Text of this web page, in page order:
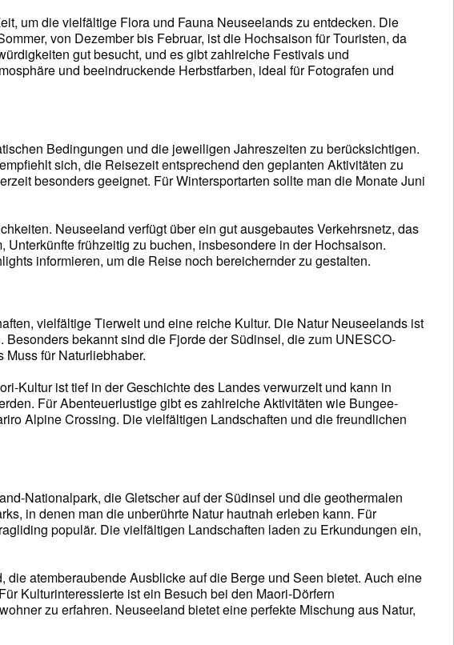
um die vielfältige Flora und Fauna Neuseelands zu entdecken. Die
von Dezember bis Februar, ist die Hochsaison für Touristen, da
gut besucht, und es gibt zahlreiche Festivals und
und beeindruckende Herbstfarben, ideal für Fotografen und
Bedingungen und die jeweiligen Jahreszeiten zu berücksichtigen.
sich, die Reisezeit entsprechend den geplanten Aktivitäten zu
besonders geeignet. Für Wintersportarten sollte man die Monate Juni
Neuseeland verfügt über ein gut ausgebautes Verkehrsnetz, das
frühzeitig zu buchen, insbesondere in der Hochsaison.
informieren, um die Reise noch bereichernder zu gestalten.
vielfältige Tierwelt und eine reiche Kultur. Die Natur Neuseelands ist
bekannt sind die Fjorde der Südinsel, die zum UNESCO-
für Naturliebhaber.
Kultur ist tief in der Geschichte des Landes verwurzelt und kann in
Für Abenteuerlustige gibt es zahlreiche Aktivitäten wie Bungee-
Alpine Crossing. Die vielfältigen Landschaften und die freundlichen
Nationalpark, die Gletscher auf der Südinsel und die geothermalen
in denen man die unberührte Natur hautnah erleben kann. Für
populär. Die vielfältigen Landschaften laden zu Erkundungen ein,
atemberaubende Ausblicke auf die Berge und Seen bietet. Auch eine
Kulturinteressierte ist ein Besuch bei den Maori-Dörfern
zu erfahren. Neuseeland bietet eine perfekte Mischung aus Natur,